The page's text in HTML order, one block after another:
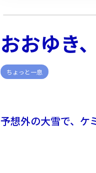
おおゆき
ちょっと一息
予想外の大雪で、ケ